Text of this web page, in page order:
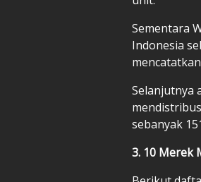
Sementara
Indonesia
Selanjutnya
sebanyak
3. 10 Merek